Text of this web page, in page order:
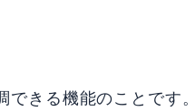
きる機能のことです。